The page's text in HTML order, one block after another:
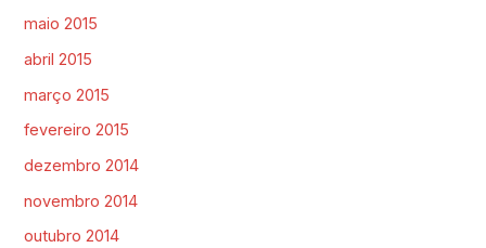
maio 2015
abril 2015
março 2015
fevereiro 2015
dezembro 2014
novembro 2014
outubro 2014